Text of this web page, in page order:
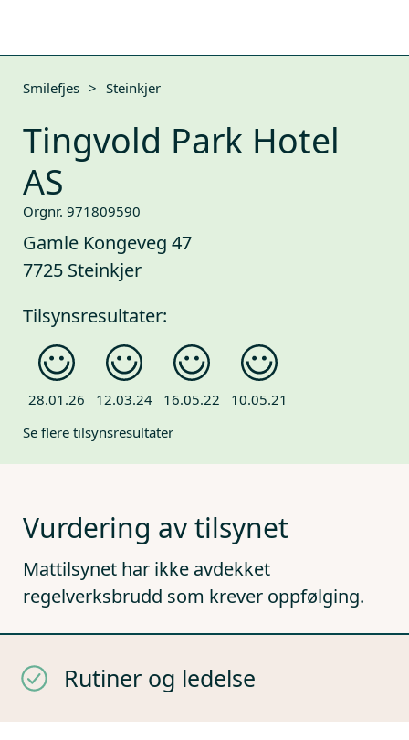
Smilefjes > Steinkjer
Tingvold Park Hotel
AS
Orgnr. 971809590
Gamle Kongeveg 47
7725 Steinkjer
Tilsynsresultater:
28.01.26 12.03.24 16.05.22
10.05.21
Se flere tilsynsresultater
Vurdering av tilsynet
Mattilsynet har ikke avdekket
regelverksbrudd som krever oppfølging.
Rutiner og ledelse